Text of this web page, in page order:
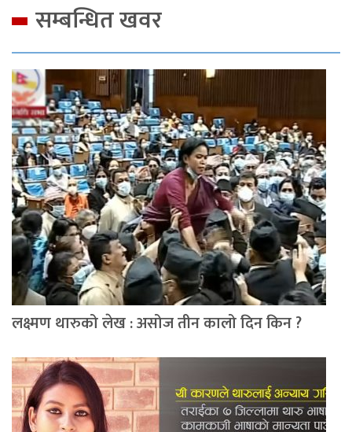
सम्बन्धित खवर
लक्ष्मण थारुको लेख : असोज तीन कालो दिन किन ?